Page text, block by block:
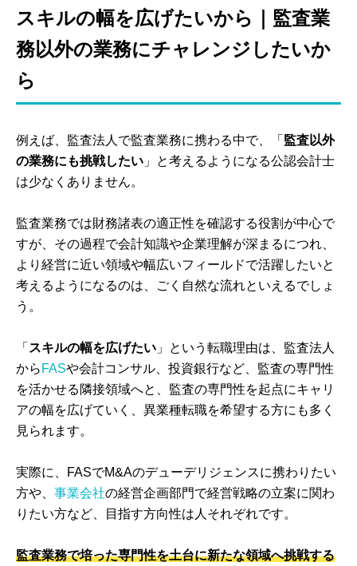
スキルの幅を広げたいから｜監査業
務以外の業務にチャレンジしたいか
ら
例えば、監査法人で監査業務に携わる中で、「 監査以外
の業務にも挑戦したい 」と考えるようになる公認会計士
は少なくありません。
監査業務では財務諸表の適正性を確認する役割が中心で
すが、その過程で会計知識や企業理解が深まるにつれ、
より経営に近い領域や幅広いフィールドで活躍したいと
考えるようになるのは、ごく自然な流れといえるでしょ
う。
「 スキルの幅を広げたい 」という転職理由は、監査法人
から FASや会計コンサル、投資銀行など、監査の専門性
を活かせる隣接領域へと、監査の専門性を起点にキャリ
アの幅を広げていく、異業種転職を希望する方にも多く
見られます。
実際に、FASでM&Aのデューデリジェンスに携わりたい
方や、 事業会社の経営企画部門で経営戦略の立案に関わ
りたい方など、目指す方向性は人それぞれです。
監査業務で培った専門性を土台に新たな領域へ挑戦する